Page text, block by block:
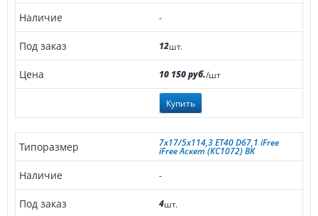
-
12шт.
10 150 руб./шт
Купить
7x17/5x114,3 ET40 D67,1 iFree
iFree Аскет (КС1072) BK
-
4шт.